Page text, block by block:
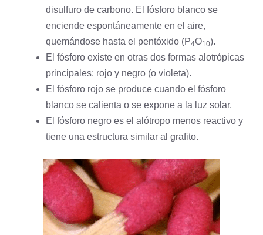
disulfuro de carbono. El fósforo blanco se
enciende espontáneamente en el aire,
quemándose hasta el pentóxido (P4O10).
El fósforo existe en otras dos formas alotrópicas
principales: rojo y negro (o violeta).
El fósforo rojo se produce cuando el fósforo
blanco se calienta o se expone a la luz solar.
El fósforo negro es el alótropo menos reactivo y
tiene una estructura similar al grafito.